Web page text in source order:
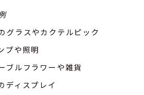
グラスやカクテルピック
プや照明
ブルフラワーや雑貨
ディスプレイ